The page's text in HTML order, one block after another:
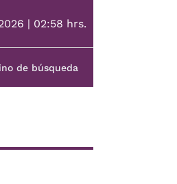
| 02:58 hrs.